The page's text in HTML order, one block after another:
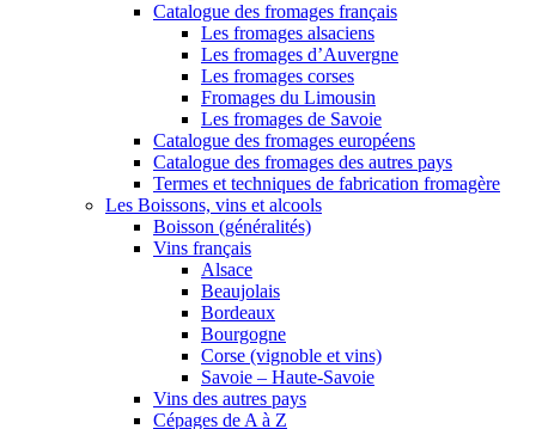
Catalogue des fromages français
Les fromages alsaciens
Les fromages d’Auvergne
Les fromages corses
Fromages du Limousin
Les fromages de Savoie
Catalogue des fromages européens
Catalogue des fromages des autres pays
Termes et techniques de fabrication fromagère
Les Boissons, vins et alcools
Boisson (généralités)
Vins français
Alsace
Beaujolais
Bordeaux
Bourgogne
Corse (vignoble et vins)
Savoie – Haute-Savoie
Vins des autres pays
Cépages de A à Z